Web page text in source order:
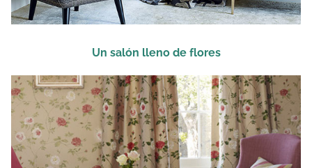
Un salón lleno de flores